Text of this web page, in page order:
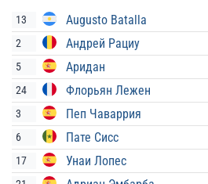
13 Augusto Batalla
2 Андрей Рациу
5 Аридан
24 Флорьян Лежен
3 Пеп Чаваррия
6 Пате Сисс
17 Унаи Лопес